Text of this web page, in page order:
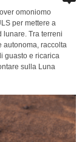
omoniomo
per mettere a
lunare. Tra terreni
autonoma, raccolta
guasto e ricarica
sulla Luna